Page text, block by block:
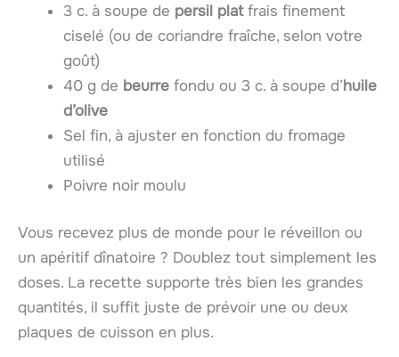
3 c. à soupe de persil platfrais finement
ciselé (ou de coriandre fraîche, selon votre
goût)
40 g de beurre fondu ou 3 c. à soupe d’huile
d’olive
Sel fin, à ajuster en fonction du fromage
utilisé
Poivre noir moulu
Vous recevez plus de monde pour le réveillon ou
un apéritif dînatoire ? Doublez tout simplement les
doses. La recette supporte très bien les grandes
quantités, il suffit juste de prévoir une ou deux
plaques de cuisson en plus.